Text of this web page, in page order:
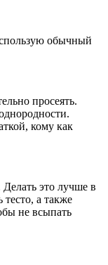
обычный
просеять.
кому как
это лучше в
тесто, а также
не всыпать